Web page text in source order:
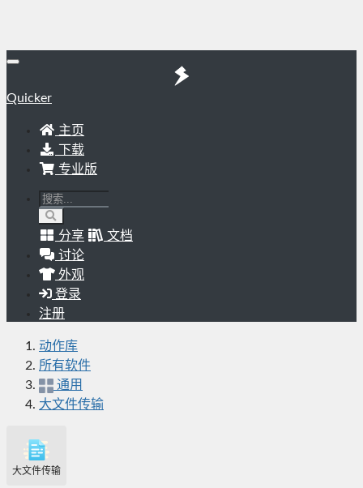
Quicker
主页
下载
专业版
分享
文档
讨论
外观
登录
注册
动作库
所有软件
通用
大文件传输
大文件传输